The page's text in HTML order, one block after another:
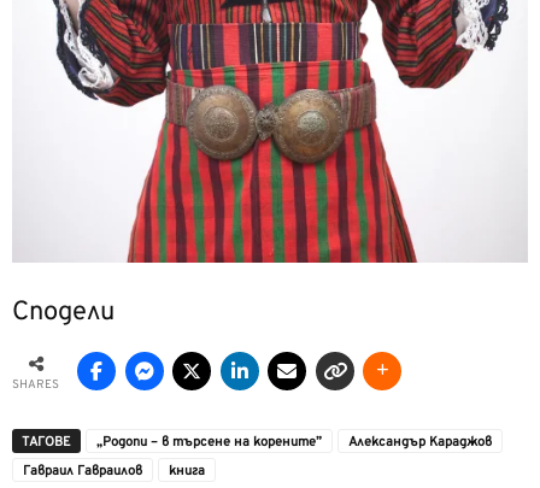
Сподели
SHARES
ТАГОВЕ „Родопи – в търсене на корените”
Александър Караджов
Гавраил Гавраилов
книга